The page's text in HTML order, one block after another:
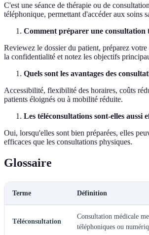
C'est une séance de thérapie ou de
téléphonique, permettant d'accéder aux soins
Comment préparer une consultation
Reviewez le dossier du patient, préparez
la confidentialité et notez les objectifs
Quels sont les avantages des
Accessibilité, flexibilité des horaires, coûts
patients éloignés ou à mobilité réduite.
Les téléconsultations sont-elles aussi
Oui, lorsqu'elles sont bien préparées, elles
efficaces que les consultations physiques.
Glossaire
Terme Définition
Téléconsultation
Consultation médicale
téléphoniques ou